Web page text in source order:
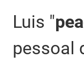
Luis "
pessoal